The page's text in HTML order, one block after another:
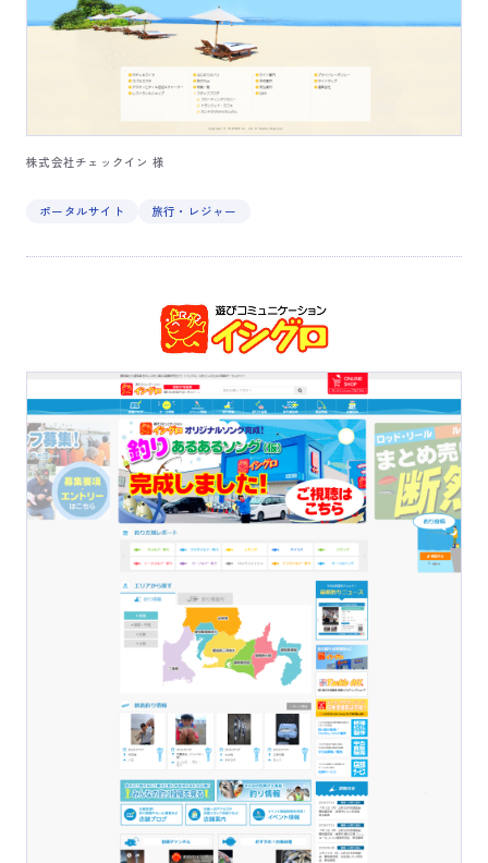
株式会社チェックイン 様
ポータルサイト 旅行・レジャー